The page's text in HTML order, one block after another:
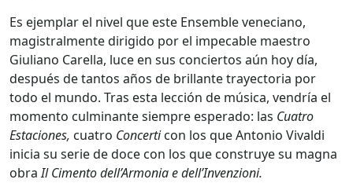
Es ejemplar el nivel que este Ensemble veneciano,
magistralmente dirigido por el impecable maestro
Giuliano Carella, luce en sus conciertos aún hoy día,
después de tantos años de brillante trayectoria por
todo el mundo. Tras esta lección de música, vendría el
momento culminante siempre esperado: las Cuatro
Estaciones, cuatro Concerticon los que Antonio Vivaldi
inicia su serie de doce con los que construye su magna
obraIl Cimento dell’Armonia e dell’Invenzioni.